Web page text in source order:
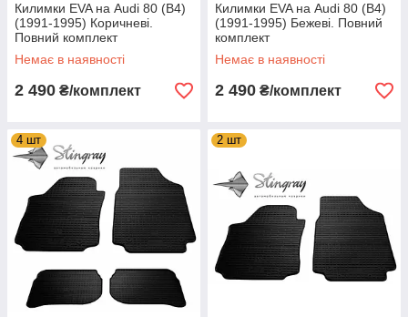
Килимки EVA на Audi 80 (B4)
(1991-1995) Коричневі.
Повний комплект
Немає в наявності
2 490 ₴/комплект
Килимки EVA на Audi 80 (B4)
(1991-1995) Бежеві. Повний
комплект
Немає в наявності
2 490 ₴/комплект
4 шт 2 шт